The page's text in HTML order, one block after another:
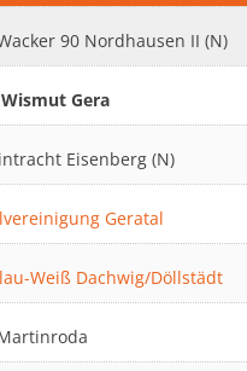
90 Nordhausen II (N)
Wismut Gera
Eisenberg (N)
Geratal
Weiß Dachwig/Döllstädt